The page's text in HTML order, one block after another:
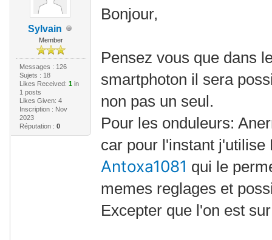
Sylvain
Member
Messages : 126
Sujets : 18
Likes Received: 1in
1 posts
Likes Given: 4
Inscription : Nov
2023
Réputation : 0
Bonjour,
Pensez vous que dans
smartphoton il sera
non pas un seul.
Pour les onduleurs:
car pour l'instant
Antoxa1081 qui le
memes reglages et
Excepter que l'on est